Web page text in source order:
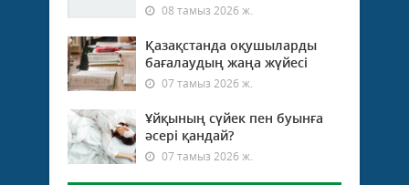
08 тамыз 2026 ж.
Қазақстанда оқушыларды
бағалаудың жаңа жүйесі
07 тамыз 2026 ж.
Ұйқының сүйек пен буынға
әсері қандай?
07 тамыз 2026 ж.